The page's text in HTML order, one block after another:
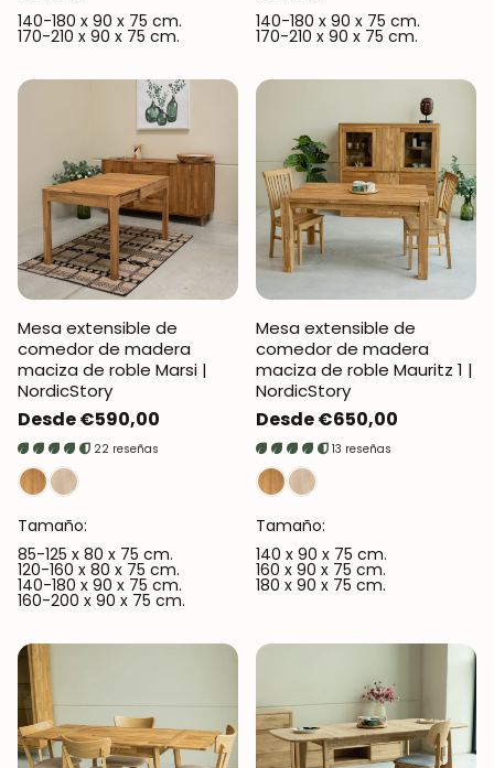
140-180 x 90 x 75 cm.
170-210 x 90 x 75 cm.
140-180 x 90 x 75 cm.
170-210 x 90 x 75 cm.
Mesa extensible de
comedor de madera
maciza de roble Marsi |
NordicStory
Precio
regular
Desde €590,00
22 reseñas
Tamaño:
85-125 x 80 x 75 cm.
120-160 x 80 x 75 cm.
140-180 x 90 x 75 cm.
160-200 x 90 x 75 cm.
Mesa extensible de
comedor de madera
maciza de roble Mauritz 1 |
NordicStory
Precio
regular
Desde €650,00
13 reseñas
Tamaño:
140 x 90 x 75 cm.
160 x 90 x 75 cm.
180 x 90 x 75 cm.